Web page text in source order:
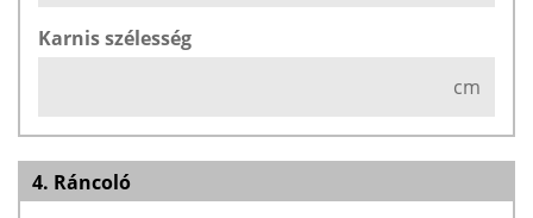
Karnis szélesség
cm
4. Ráncoló